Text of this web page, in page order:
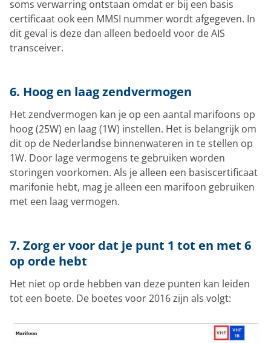
soms verwarring ontstaan omdat er bij een basis
certificaat ook een MMSI nummer wordt afgegeven. In
dit geval is deze dan alleen bedoeld voor de AIS
transceiver.
6. Hoog en laag zendvermogen
Het zendvermogen kan je op een aantal marifoons op
hoog (25W) en laag (1W) instellen. Het is belangrijk om
dit op de Nederlandse binnenwateren in te stellen op
1W. Door lage vermogens te gebruiken worden
storingen voorkomen. Als je alleen een basiscertificaat
marifonie hebt, mag je alleen een marifoon gebruiken
met een laag vermogen.
7. Zorg er voor dat je punt 1 tot en met 6
op orde hebt
Het niet op orde hebben van deze punten kan leiden
tot een boete. De boetes voor 2016 zijn als volgt: